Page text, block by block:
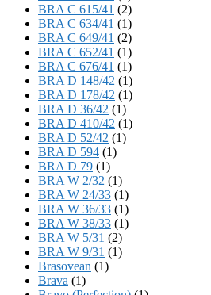
BRA C 615/41 (2)
BRA C 634/41 (1)
BRA C 649/41 (2)
BRA C 652/41 (1)
BRA C 676/41 (1)
BRA D 148/42 (1)
BRA D 178/42 (1)
BRA D 36/42 (1)
BRA D 410/42 (1)
BRA D 52/42 (1)
BRA D 594 (1)
BRA D 79 (1)
BRA W 2/32 (1)
BRA W 24/33 (1)
BRA W 36/33 (1)
BRA W 38/33 (1)
BRA W 5/31 (2)
BRA W 9/31 (1)
Brasovean (1)
Brava (1)